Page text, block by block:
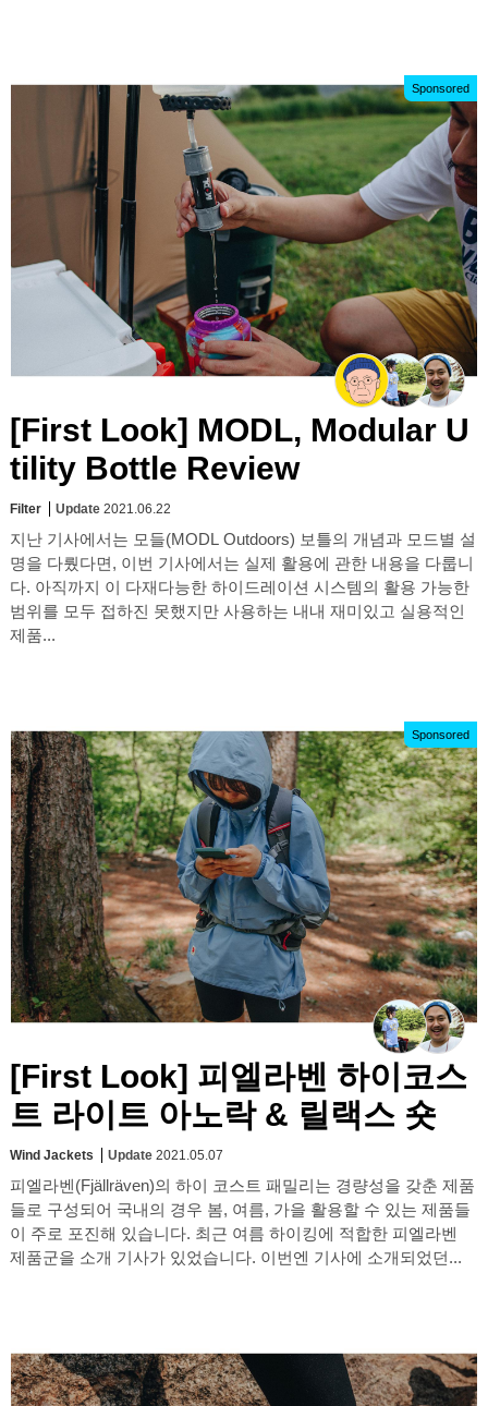
Sponsored
[First Look] MODL, Modular U
tility Bottle Review
Filter Update 2021.06.22
지난 기사에서는 모들(MODL Outdoors) 보틀의 개념과 모드별 설
명을 다뤘다면, 이번 기사에서는 실제 활용에 관한 내용을 다룹니
다. 아직까지 이 다재다능한 하이드레이션 시스템의 활용 가능한
범위를 모두 접하진 못했지만 사용하는 내내 재미있고 실용적인
제품...
Sponsored
[First Look] 피엘라벤 하이코스
트 라이트 아노락 & 릴랙스 숏
Wind Jackets Update 2021.05.07
피엘라벤(Fjällräven)의 하이 코스트 패밀리는 경량성을 갖춘 제품
들로 구성되어 국내의 경우 봄, 여름, 가을 활용할 수 있는 제품들
이 주로 포진해 있습니다. 최근 여름 하이킹에 적합한 피엘라벤
제품군을 소개 기사가 있었습니다. 이번엔 기사에 소개되었던...